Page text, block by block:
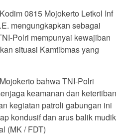
0815 Mojokerto Letkol Inf
mengungkapkan sebagai
Polri mempunyai kewajiban
situasi Kamtibmas yang
bahwa TNI-Polri
keamanan dan ketertiban
kegiatan patroli gabungan ini
kondusif dan arus balik mudik
(MK / FDT)